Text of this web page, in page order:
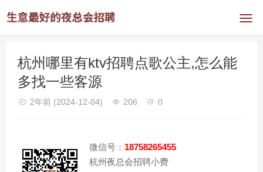
杭州哪里有ktv招聘点歌公主,怎么能
多找一些客源
2年前 (2024-12-04) 206 0
微信号： 18758265455
杭州夜总会招聘小费